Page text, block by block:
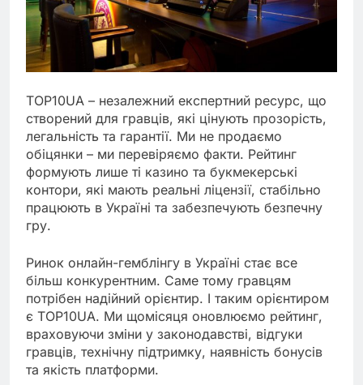
TOP10UA – незалежний експертний ресурс, що
створений для гравців, які цінують прозорість,
легальність та гарантії. Ми не продаємо
обіцянки – ми перевіряємо факти. Рейтинг
формують лише ті казино та букмекерські
контори, які мають реальні ліцензії, стабільно
працюють в Україні та забезпечують безпечну
гру.
Ринок онлайн-гемблінгу в Україні стає все
більш конкурентним. Саме тому гравцям
потрібен надійний орієнтир. І таким орієнтиром
є TOP10UA. Ми щомісяця оновлюємо рейтинг,
враховуючи зміни у законодавстві, відгуки
гравців, технічну підтримку, наявність бонусів
та якість платформи.